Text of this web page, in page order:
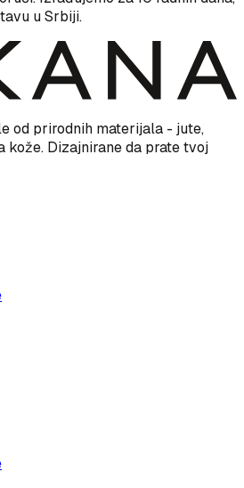
u Srbiji.
od prirodnih materijala - jute,
kože. Dizajnirane da prate tvoj